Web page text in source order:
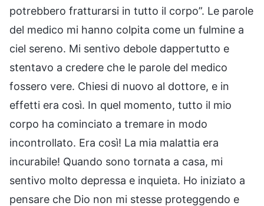
potrebbero fratturarsi in tutto il corpo”. Le parole
del medico mi hanno colpita come un fulmine a
ciel sereno. Mi sentivo debole dappertutto e
stentavo a credere che le parole del medico
fossero vere. Chiesi di nuovo al dottore, e in
effetti era così. In quel momento, tutto il mio
corpo ha cominciato a tremare in modo
incontrollato. Era così! La mia malattia era
incurabile! Quando sono tornata a casa, mi
sentivo molto depressa e inquieta. Ho iniziato a
pensare che Dio non mi stesse proteggendo e